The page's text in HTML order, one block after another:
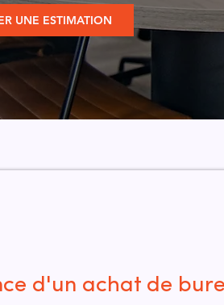
UNE ESTIMATION
d'un achat de